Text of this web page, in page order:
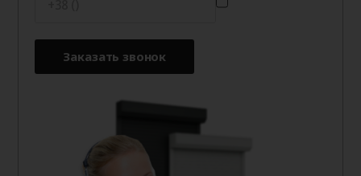
Заказать звонок